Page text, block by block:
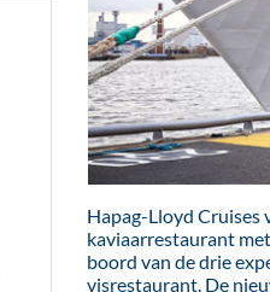
Hapag-Lloyd Cruises
kaviaarrestaurant
boord van de drie
visrestaurant. De